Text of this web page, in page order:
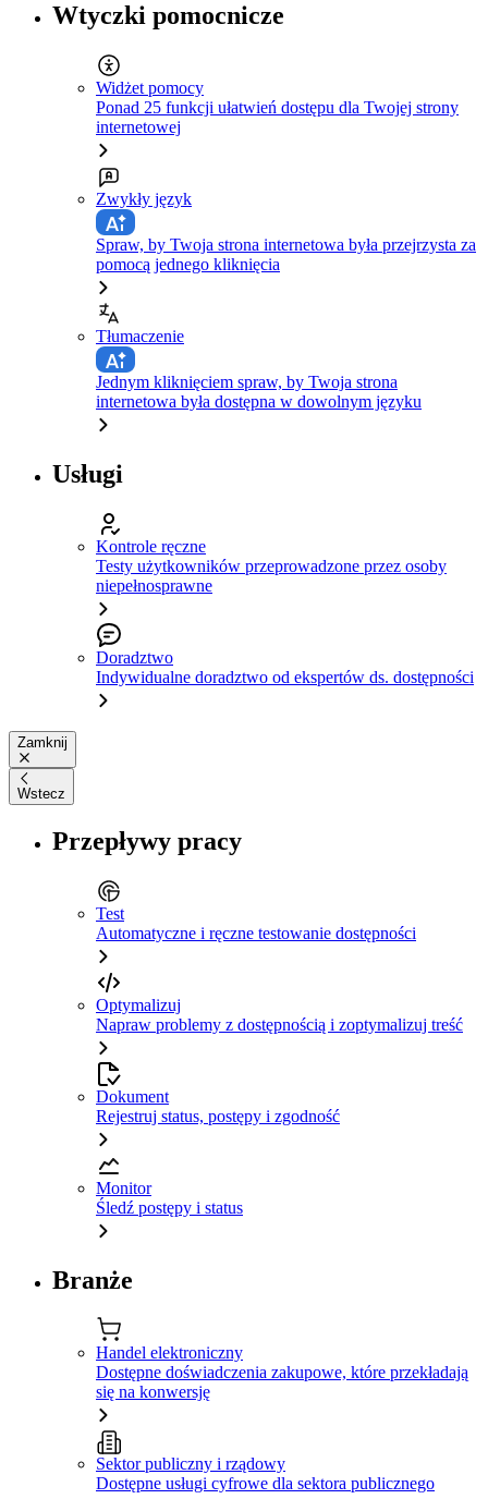
Wtyczki pomocnicze
Widżet pomocy
Ponad 25 funkcji ułatwień dostępu dla Twojej strony
internetowej
Zwykły język
Spraw, by Twoja strona internetowa była przejrzysta za
pomocą jednego kliknięcia
Tłumaczenie
Jednym kliknięciem spraw, by Twoja strona
internetowa była dostępna w dowolnym języku
Usługi
Kontrole ręczne
Testy użytkowników przeprowadzone przez osoby
niepełnosprawne
Doradztwo
Indywidualne doradztwo od ekspertów ds. dostępności
Zamknij
Wstecz
Przepływy pracy
Test
Automatyczne i ręczne testowanie dostępności
Optymalizuj
Napraw problemy z dostępnością i zoptymalizuj treść
Dokument
Rejestruj status, postępy i zgodność
Monitor
Śledź postępy i status
Branże
Handel elektroniczny
Dostępne doświadczenia zakupowe, które przekładają
się na konwersję
Sektor publiczny i rządowy
Dostępne usługi cyfrowe dla sektora publicznego